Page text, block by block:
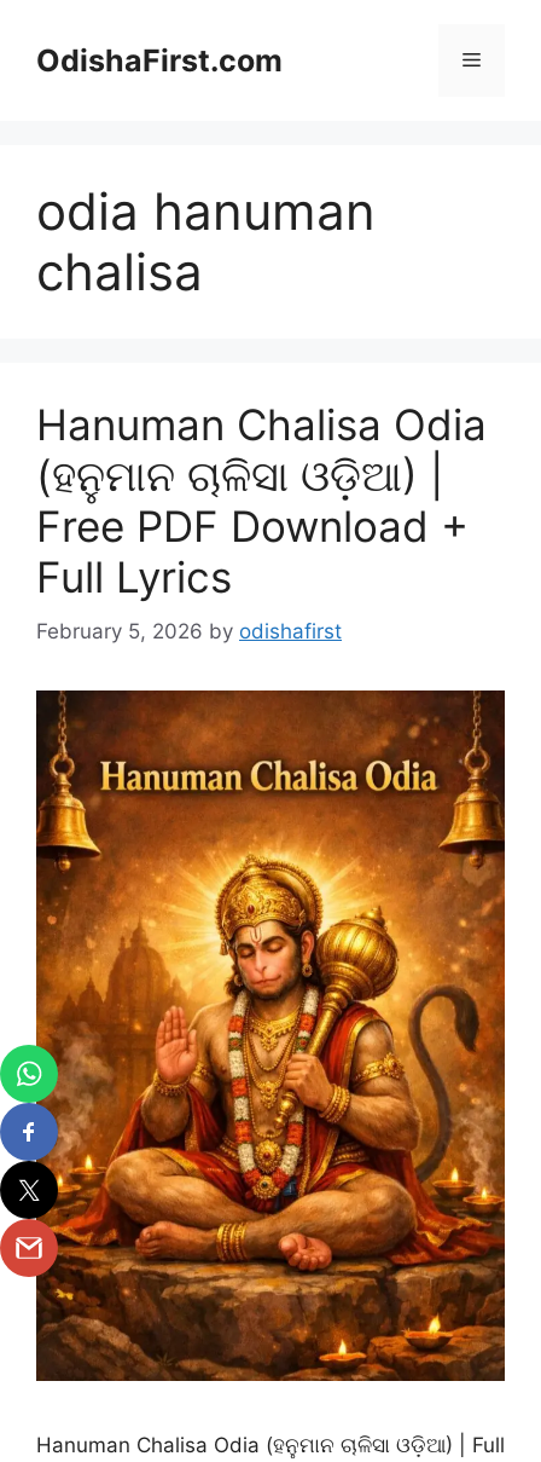
contentOdishaFirst.com Menu
odia hanuman
chalisa
Hanuman Chalisa Odia
(ହନୁମାନ ଚାଳିସା ଓଡ଼ିଆ) |
Free PDF Download +
Full Lyrics
February 5, 2026 by odishafirst
Hanuman Chalisa Odia (ହନୁମାନ ଚାଳିସା ଓଡ଼ିଆ) | Full